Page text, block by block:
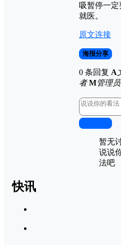
吸暂停一定
就医。
原文连接
海报分享
0 条回复 A
者 M管理员
暂无
说说
法吧
快讯